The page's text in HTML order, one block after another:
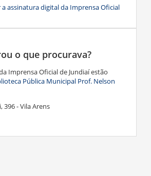
a assinatura digital da Imprensa Oficial
o que procurava?
Imprensa Oficial de Jundiaí estão
Pública Municipal Prof. Nelson
396 - Vila Arens